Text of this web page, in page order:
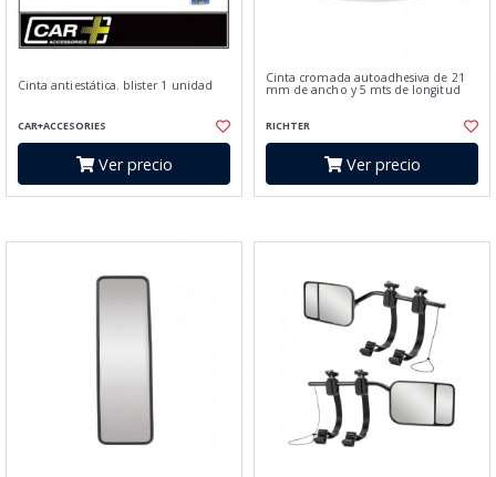
Cinta antiestática. blister 1 unidad
CAR+ACCESORIES
Ver precio
Cinta cromada autoadhesiva de 21
mm de ancho y 5 mts de longitud
RICHTER
Ver precio